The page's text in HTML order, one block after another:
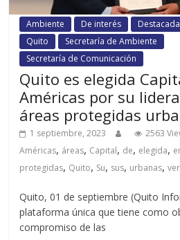
Ambiente De interés
Quito
Secretaría de Ambiente
Secretaría de Comunicación
Quito es elegida
Américas por su
áreas protegidas
1 septiembre, 2023 2563
Américas, áreas, Capital, de, elegida,
protegidas, Quito, Su, sus, urbanas,
Quito, 01 de septiembre (Quito
plataforma única que tiene como
compromiso de las